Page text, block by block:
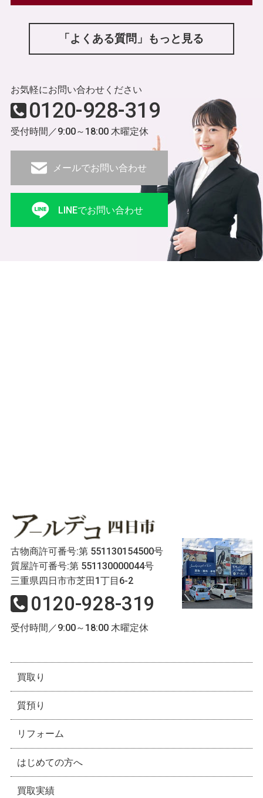
「よくある質問」もっと見る
お気軽にお問い合わせください
0120-928-319
受付時間／9:00～18:00 木曜定休
メールでお問い合わせ
LINEでお問い合わせ
古物商許可番号:第 551130154500号
質屋許可番号:第 551130000044号
三重県四日市市芝田1丁目6-2
0120-928-319
受付時間／9:00～18:00 木曜定休
買取り
質預り
リフォーム
はじめての方へ
買取実績